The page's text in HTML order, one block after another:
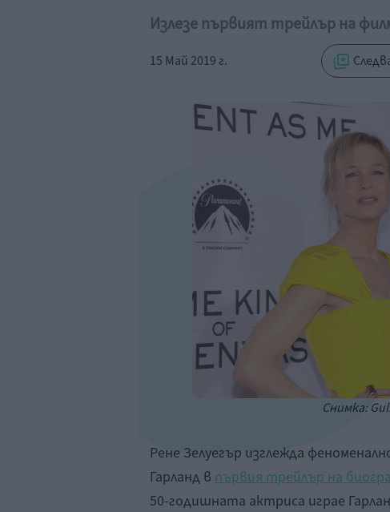
Излезе първият трейлър на
15 Май 2019 г.
Снимка:
Рене Зелуегър изглежда
Гарланд в първия трейлър на
50-годишната актриса играе